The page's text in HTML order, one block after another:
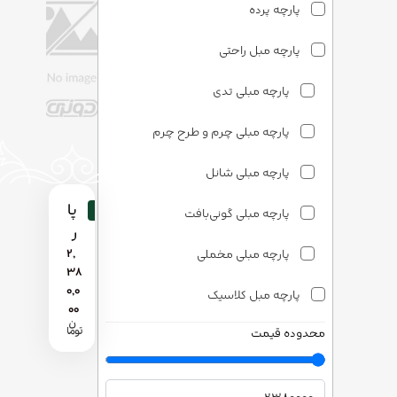
پارچه پرده
پارچه مبل راحتی
پارچه مبلی تدی
پارچه مبلی چرم و طرح چرم
پارچه مبلی شانل
پارچه مبلی گونی‌بافت
پارچه مبلی مخملی
پارچه مبل کلاسیک
پارچه مبلی ساتن
پارچه مبلی شانل
محدوده قیمت
پا
ر
چ
ه
م
بل
2,
38
0,0
00